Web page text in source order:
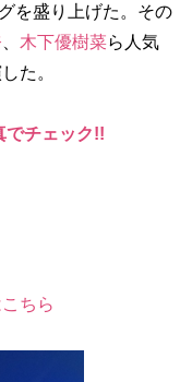
を盛り上げた。その
木下優樹菜ら人気
た。
でチェック!!
ちら